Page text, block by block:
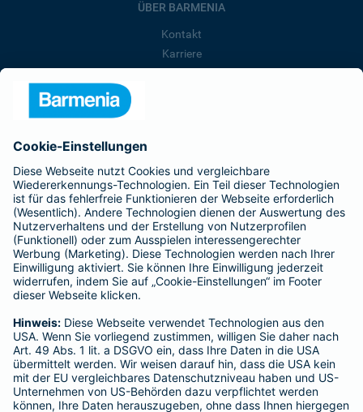
ÜBER BARMENIA
Kontakt
Karriere
Barmenia ist Teil der BarmeniaGothaer
BELIEBTE SEITEN
Kranken-Zusatzversicherung
Tierversicherungen
Haftpflichtversicherung
Hausratversicherung
Adresse ändern
Schaden melden
Kilometerstandsmeldung
Serviceübersicht